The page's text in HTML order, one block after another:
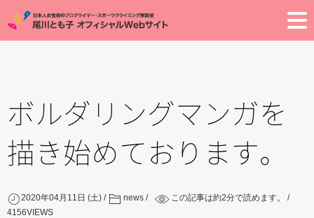
ボルダリングマンガを
描き始めております。
2020年04月11日 (土) news この記事は約2分で読めます。
4156VIEWS